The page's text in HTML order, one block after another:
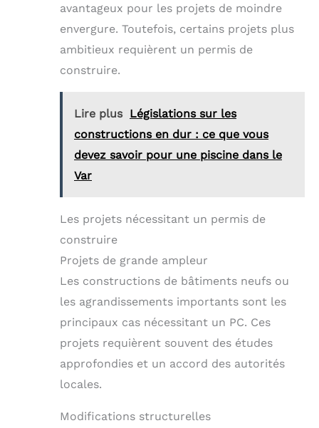
avantageux pour les projets de moindre
envergure. Toutefois, certains projets plus
ambitieux requièrent un permis de
construire.
Lire plus Législations sur les
constructions en dur : ce que vous
devez savoir pour une piscine dans le
Var
Les projets nécessitant un permis de
construire
Projets de grande ampleur
Les constructions de bâtiments neufs ou
les agrandissements importants sont les
principaux cas nécessitant un PC. Ces
projets requièrent souvent des études
approfondies et un accord des autorités
locales.
Modifications structurelles